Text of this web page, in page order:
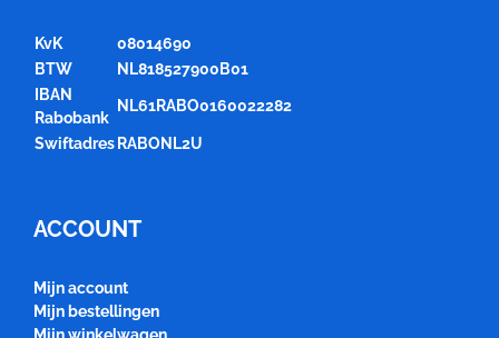
KvK
08014690
BTW
NL818527900B01
IBAN
Rabobank
NL61RABO0160022282
Swiftadres RABONL2U
ACCOUNT
Mijn account
Mijn bestellingen